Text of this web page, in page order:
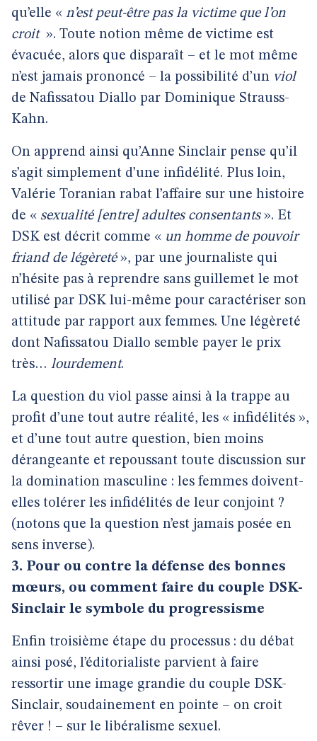
qu’elle « n’est peut-être pas la victime que l’on
croit ». Toute notion même de victime est
évacuée, alors que disparaît – et le mot même
n’est jamais prononcé – la possibilité d’un viol
de Nafissatou Diallo par Dominique Strauss-
Kahn.
On apprend ainsi qu’Anne Sinclair pense qu’il
s’agit simplement d’une infidélité. Plus loin,
Valérie Toranian rabat l’affaire sur une histoire
de « sexualité [entre] adultes consentants». Et
DSK est décrit comme « un homme de pouvoir
friand de légèreté», par une journaliste qui
n’hésite pas à reprendre sans guillemet le mot
utilisé par DSK lui-même pour caractériser son
attitude par rapport aux femmes. Une légèreté
dont Nafissatou Diallo semble payer le prix
très… lourdement.
La question du viol passe ainsi à la trappe au
profit d’une tout autre réalité, les « infidélités »,
et d’une tout autre question, bien moins
dérangeante et repoussant toute discussion sur
la domination masculine : les femmes doivent-
elles tolérer les infidélités de leur conjoint ?
(notons que la question n’est jamais posée en
sens inverse).
3. Pour ou contre la défense des bonnes
mœurs, ou comment faire du couple DSK-
Sinclair le symbole du progressisme
Enfin troisième étape du processus : du débat
ainsi posé, l’éditorialiste parvient à faire
ressortir une image grandie du couple DSK-
Sinclair, soudainement en pointe – on croit
rêver ! – sur le libéralisme sexuel.